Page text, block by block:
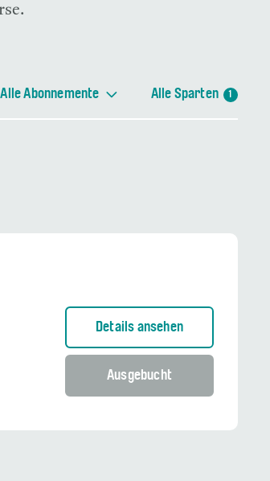
Alle Abonnemente Alle Sparten 1
Details ansehen
Ausgebucht